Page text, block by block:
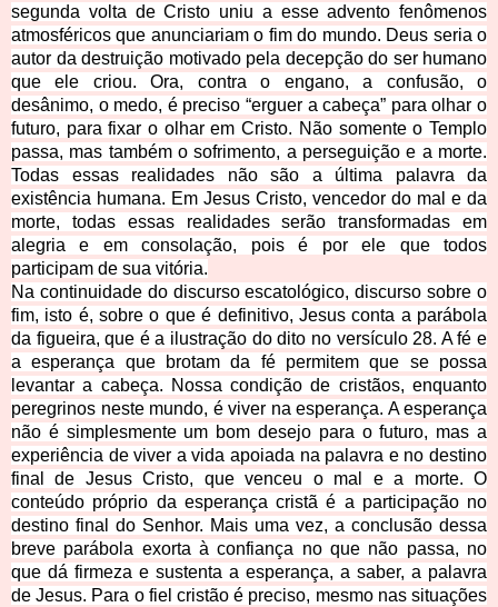
segunda volta de Cristo uniu a esse advento fenômenos
atmosféricos que anunciariam o fim do mundo. Deus seria o
autor da destruição motivado pela decepção do ser humano
que ele criou. Ora, contra o engano, a confusão, o
desânimo, o medo, é preciso “erguer a cabeça” para olhar o
futuro, para fixar o olhar em Cristo. Não somente o Templo
passa, mas também o sofrimento, a perseguição e a morte.
Todas essas realidades não são a última palavra da
existência humana. Em Jesus Cristo, vencedor do mal e da
morte, todas essas realidades serão transformadas em
alegria e em consolação, pois é por ele que todos
participam de sua vitória.
Na continuidade do discurso escatológico, discurso sobre o
fim, isto é, sobre o que é definitivo, Jesus conta a parábola
da figueira, que é a ilustração do dito no versículo 28. A fé e
a esperança que brotam da fé permitem que se possa
levantar a cabeça. Nossa condição de cristãos, enquanto
peregrinos neste mundo, é viver na esperança. A esperança
não é simplesmente um bom desejo para o futuro, mas a
experiência de viver a vida apoiada na palavra e no destino
final de Jesus Cristo, que venceu o mal e a morte. O
conteúdo próprio da esperança cristã é a participação no
destino final do Senhor. Mais uma vez, a conclusão dessa
breve parábola exorta à confiança no que não passa, no
que dá firmeza e sustenta a esperança, a saber, a palavra
de Jesus. Para o fiel cristão é preciso, mesmo nas situações